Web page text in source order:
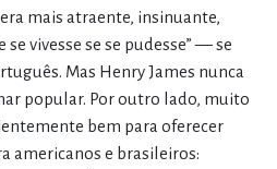
mais atraente, insinuante,
vivesse se se pudesse” — se
Mas Henry James nunca
popular. Por outro lado, muito
bem para oferecer
americanos e brasileiros: